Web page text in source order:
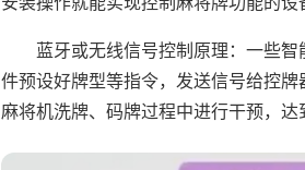
蓝牙或无线信号控制原理：一些
件预设好牌型等指令，发送信号给控
麻将机洗牌、码牌过程中进行干预，达